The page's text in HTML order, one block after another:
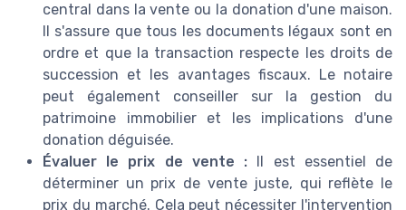
central dans la vente ou la donation d'une maison.
Il s'assure que tous les documents légaux sont en
ordre et que la transaction respecte les droits de
succession et les avantages fiscaux. Le notaire
peut également conseiller sur la gestion du
patrimoine immobilier et les implications d'une
donation déguisée.
Évaluer le prix de vente : Il est essentiel de
déterminer un prix de vente juste, qui reflète le
prix du marché. Cela peut nécessiter l'intervention